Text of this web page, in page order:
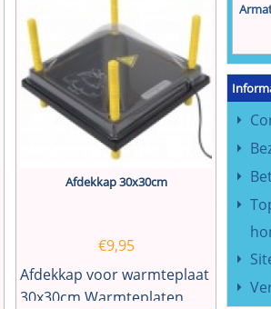
Afdekkap 30x30cm
€9,95
Afdekkap voor warmteplaat
30x30cm Warmteplaten...